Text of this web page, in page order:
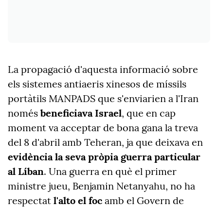
La propagació d'aquesta informació sobre
els sistemes antiaeris xinesos de míssils
portàtils MANPADS que s'enviarien a l'Iran
només beneficiava Israel, que en cap
moment va acceptar de bona gana la treva
del 8 d'abril amb Teheran, ja que deixava en
evidència la seva pròpia guerra particular
al Líban. Una guerra en què el primer
ministre jueu, Benjamin Netanyahu, no ha
respectat l'alto el foc amb el Govern de